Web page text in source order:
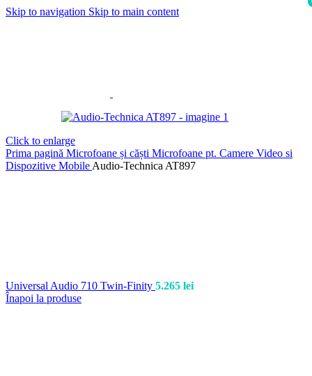
Skip to navigation Skip to main content
Click to enlarge
Prima pagină Microfoane și căști Microfoane pt. Camere Video si
Dispozitive Mobile Audio-Technica AT897
Universal Audio 710 Twin-Finity 5.265 lei
Înapoi la produse